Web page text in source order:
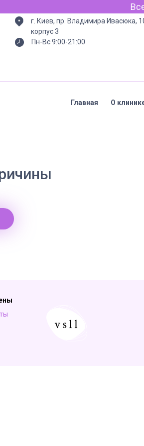
г. Киев, пр. Владимира Ивасюка,
корпус 3
Пн-Вс 9:00-21:00
Главная О